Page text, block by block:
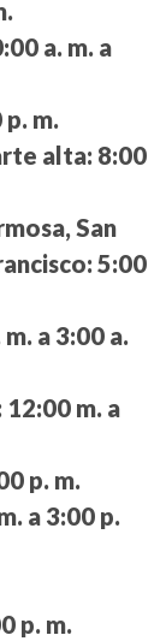
a. m. a
p. m.
alta: 8:00
San
5:00
a 3:00 a.
12:00 m. a
p. m.
a 3:00 p.
p. m.